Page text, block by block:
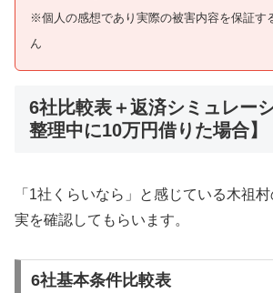
※個人の感想であり実際の被害内容を保証す
ん
6社比較表＋返済シミュレー
整理中に10万円借りた場合】
「1社くらいなら」と感じている木祖
実を確認してもらいます。
6社基本条件比較表